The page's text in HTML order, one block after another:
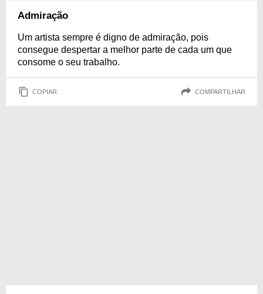
Admiração
Um artista sempre é digno de admiração, pois
consegue despertar a melhor parte de cada um que
consome o seu trabalho.
COPIAR COMPARTILHAR